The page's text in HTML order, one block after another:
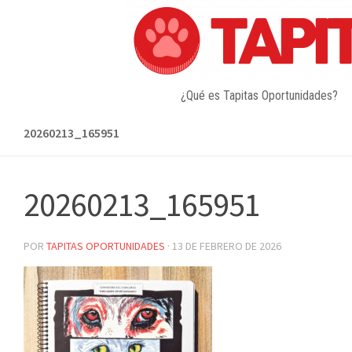
¿Qué es Tapitas Oportunidades?
20260213_165951
20260213_165951
POR TAPITAS OPORTUNIDADES · 13 DE FEBRERO DE 2026